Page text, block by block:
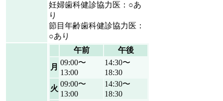
妊婦歯科健診協力医：○あ
り
節目年齢歯科健診協力医：
○あり
午前
午後
月
09:00〜
13:00
14:30〜
18:30
火
09:00〜
13:00
14:30〜
18:30